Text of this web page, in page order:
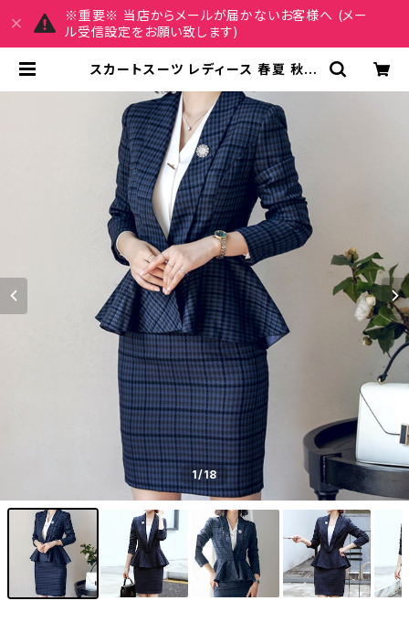
※重要※ 当店からメールが届かないお客様へ (メー
ル受信設定をお願い致します)
スカートスーツ レディース 春夏 秋冬
セット ジャケット スカート セットアッ
プ セットアップスーツ チェック柄 タ
イト ビジネススーツ ロング スカート
スーツ ミニスカート ペプラム フリル
ペプラムジャケット レディーススーツ
大きいサイズ 変形デザイン タイトス
カート ミニスカート スーツスカート
オフィス OL オフィスカジュアル ビジ
ネス 結婚式 パーティー お呼ばれ ネ
イビー 10代 20代 30代 40代 C-W
AW1052 | REIRSE レイルセ 20
代,30代,40代 レディースファッショ
ン 通販
1/18